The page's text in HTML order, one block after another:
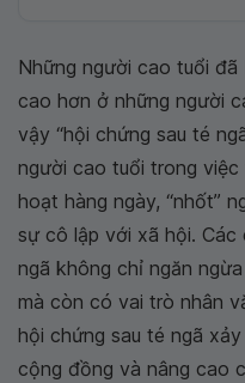
Những người cao tuổi
cao hơn ở những người
vậy “hội chứng sau té
người cao tuổi trong
hoạt hàng ngày, “nhốt”
sự cô lập với xã hội.
ngã không chỉ ngăn
mà còn có vai trò nhân
hội chứng sau té ngã
cộng đồng và nâng cao